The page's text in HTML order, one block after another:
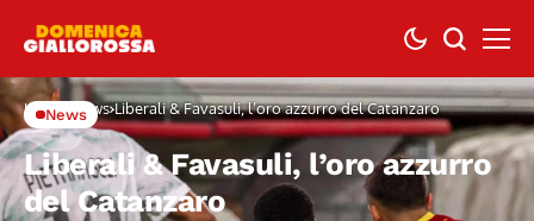
Home News Liberali & Favasuli, l’oro azzurro del Catanzaro
News
Liberali & Favasuli, l’oro azzurro
del Catanzaro